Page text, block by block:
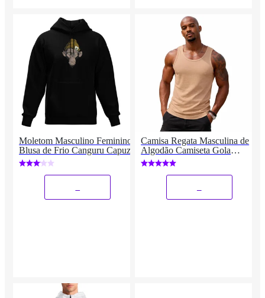
Moletom Masculino Feminino
Blusa de Frio Canguru Capuz
Camisa Regata Masculina de
Algodão Camiseta Gola
Redonda Lisa